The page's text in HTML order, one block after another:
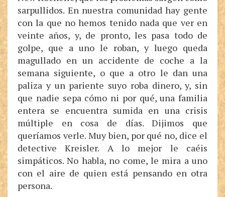
sarpullidos. En nuestra comunidad hay gente
con la que no hemos tenido nada que ver en
veinte años, y, de pronto, les pasa todo de
golpe, que a uno le roban, y luego queda
magullado en un accidente de coche a la
semana siguiente, o que a otro le dan una
paliza y un pariente suyo roba dinero, y, sin
que nadie sepa cómo ni por qué, una familia
entera se encuentra sumida en una crisis
múltiple en cosa de días. Dijimos que
queríamos verle. Muy bien, por qué no, dice el
detective Kreisler. A lo mejor le caéis
simpáticos. No habla, no come, le mira a uno
con el aire de quien está pensando en otra
persona.